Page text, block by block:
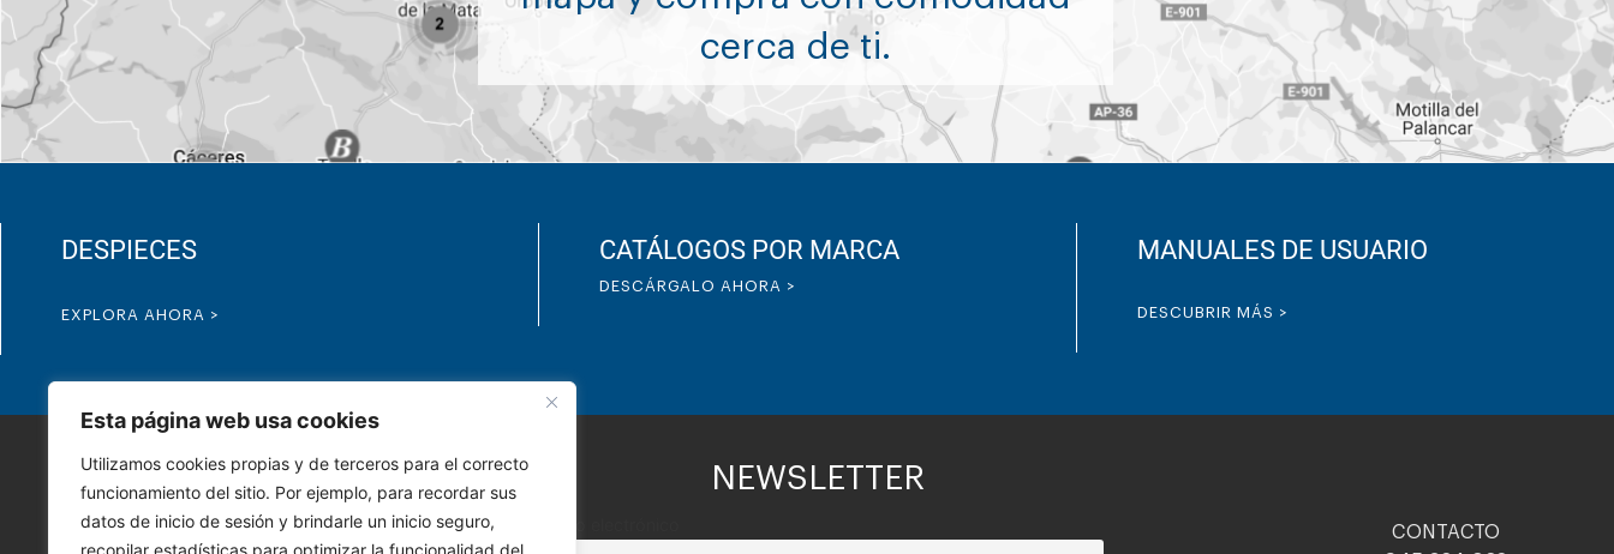
Esta página web usa cookies
Utilizamos cookies propias y de terceros para el correcto
funcionamiento del sitio. Por ejemplo, para recordar sus
datos de inicio de sesión y brindarle un inicio seguro,
recopilar estadísticas para optimizar la funcionalidad del
cerca de ti.
DESPIECES
EXPLORA AHORA >
CATÁLOGOS POR MARCA
DESCÁRGALO AHORA >
MANUALES DE USUARIO
DESCUBRIR MÁS >
NEWSLETTER
CONTACTO